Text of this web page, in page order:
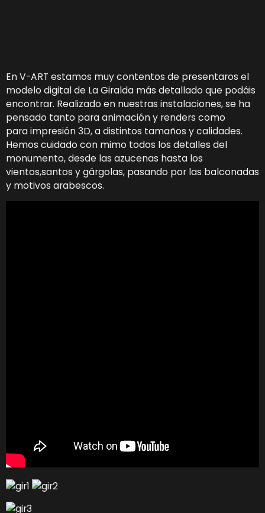
En V-ART estamos muy contentos de presentaros el
modelo digital de La Giralda más detallado que podáis
encontrar. Realizado en nuestras instalaciones, se ha
pensado tanto para animación y renders como
para impresión 3D, a distintos tamaños y calidades.
Hemos cuidado con mimo todos los detalles del
monumento, desde las azucenas hasta los
vientos,santos y gárgolas, pasando por las balconadas
y motivos arabescos.